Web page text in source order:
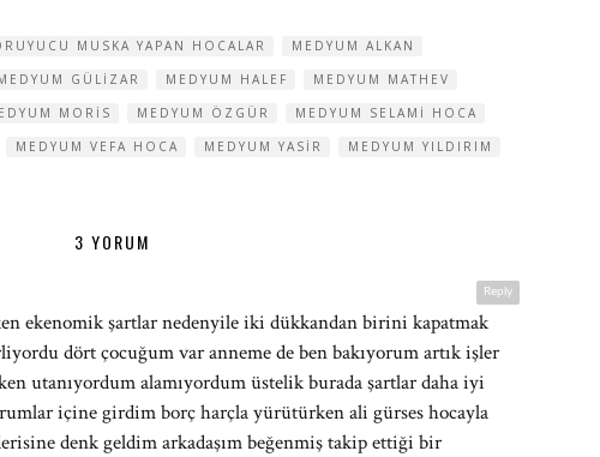
MUSKA YAPAN HOCALAR
MEDYUM ALKAN
GÜLIZAR MEDYUM HALEF
MEDYUM MATHEV
MORIS MEDYUM ÖZGÜR
MEDYUM SELAMI HOCA
MEDYUM VEFA HOCA MEDYUM YASIR
MEDYUM YILDIRIM
3 YORUM
Reply
ekenomik şartlar nedenyile iki dükkandan birini kapatmak
dört çocuğum var anneme de ben bakıyorum artık işler
utanıyordum alamıyordum üstelik burada şartlar daha iyi
içine girdim borç harçla yürütürken ali gürses hocayla
denk geldim arkadaşım beğenmiş takip ettiği bir